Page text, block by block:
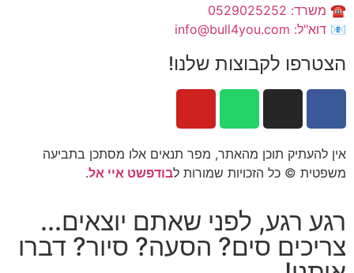
☎️ משרד: 0529025252
📧 דוא"ל: info@bull4you.com
הצטרפו לקבוצות שלנו!
אין להעתיק תוכן מהאתר, מפר תנאים אלו מסתכן בתביעה
משפטית © כל הזכויות שמורות לבודפשט איי אל.
רגע רגע, לפני שאתם יוצאים...
צריכים סים? הסעה? סיור? דברו